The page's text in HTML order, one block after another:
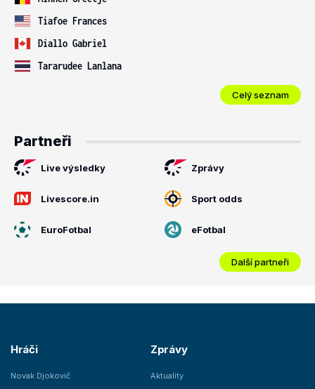
Tiafoe Frances
Diallo Gabriel
Tararudee Lanlana
Celý seznam
Partneři
Live výsledky Zprávy
Livescore.in Sport odds
EuroFotbal eFotbal
Další partneři
Hráči
Novak Djokovič
Zprávy
Aktuality